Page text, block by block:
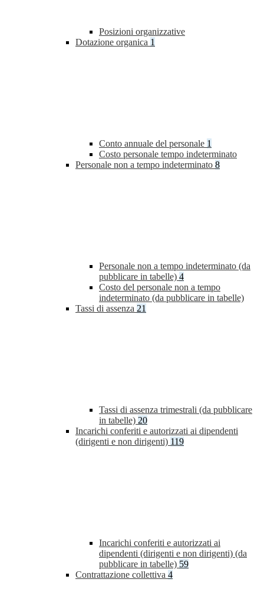
Posizioni organizzative
Dotazione organica 1
Conto annuale del personale 1
Costo personale tempo indeterminato
Personale non a tempo indeterminato 8
Personale non a tempo indeterminato (da
pubblicare in tabelle) 4
Costo del personale non a tempo
indeterminato (da pubblicare in tabelle)
Tassi di assenza 21
Tassi di assenza trimestrali (da pubblicare
in tabelle) 20
Incarichi conferiti e autorizzati ai dipendenti
(dirigenti e non dirigenti) 119
Incarichi conferiti e autorizzati ai
dipendenti (dirigenti e non dirigenti) (da
pubblicare in tabelle) 59
Contrattazione collettiva 4